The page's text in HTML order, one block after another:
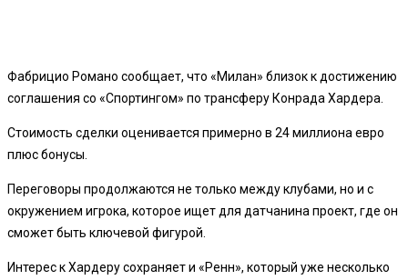
Фабрицио Романо сообщает, что «Милан» близок к достижению
соглашения со «Спортингом» по трансферу Конрада Хардера.
Стоимость сделки оценивается примерно в 24 миллиона евро
плюс бонусы.
Переговоры продолжаются не только между клубами, но и с
окружением игрока, которое ищет для датчанина проект, где он
сможет быть ключевой фигурой.
Интерес к Хардеру сохраняет и «Ренн», который уже несколько